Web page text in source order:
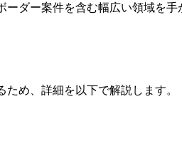
結
ーダー案件を含む幅広い領域を
め、詳細を以下で解説します。